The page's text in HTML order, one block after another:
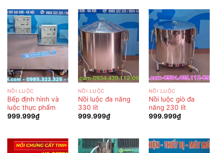
NỒI LUỘC
Bếp định hình và
luộc thực phẩm
999.999₫
NỒI LUỘC
Nồi luộc đa năng
330 lít
999.999₫
NỒI LUỘC
Nồi luộc giò đa
năng 230 lít
999.999₫